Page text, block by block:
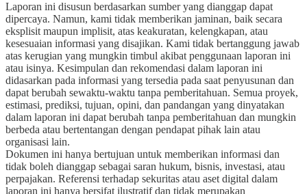
Laporan ini disusun berdasarkan sumber yang dianggap dapat
dipercaya. Namun, kami tidak memberikan jaminan, baik secara
eksplisit maupun implisit, atas keakuratan, kelengkapan, atau
kesesuaian informasi yang disajikan. Kami tidak bertanggung jawab
atas kerugian yang mungkin timbul akibat penggunaan laporan ini
atau isinya. Kesimpulan dan rekomendasi dalam laporan ini
didasarkan pada informasi yang tersedia pada saat penyusunan dan
dapat berubah sewaktu-waktu tanpa pemberitahuan. Semua proyek,
estimasi, prediksi, tujuan, opini, dan pandangan yang dinyatakan
dalam laporan ini dapat berubah tanpa pemberitahuan dan mungkin
berbeda atau bertentangan dengan pendapat pihak lain atau
organisasi lain.
Dokumen ini hanya bertujuan untuk memberikan informasi dan
tidak boleh dianggap sebagai saran hukum, bisnis, investasi, atau
perpajakan. Referensi terhadap sekuritas atau aset digital dalam
laporan ini hanya bersifat ilustratif dan tidak merupakan